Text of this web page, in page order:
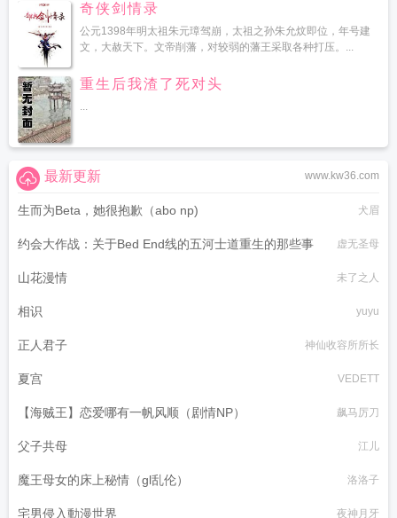
奇侠剑情录
公元1398年明太祖朱元璋驾崩，太祖之孙朱允炆即位，年号建
文，大赦天下。文帝削藩，对较弱的藩王采取各种打压。...
重生后我渣了死对头
...
www.kw36.com
最新更新
生而为Beta，她很抱歉（abo np) 犬眉
约会大作战：关于Bed End线的五河士道重生的那些事 虚无圣母
山花漫情 未了之人
相识 yuyu
正人君子 神仙收容所所长
夏宫 VEDETT
【海贼王】恋爱哪有一帆风顺（剧情NP） 飙马厉刀
父子共母 江儿
魔王母女的床上秘情（gl乱伦） 洛洛子
宅男侵入動漫世界 夜神月牙